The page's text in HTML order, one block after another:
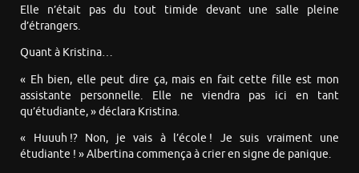
Elle n’était pas du tout timide devant une salle pleine
d’étrangers.
Quant à Kristina…
« Eh bien, elle peut dire ça, mais en fait cette fille est mon
assistante personnelle. Elle ne viendra pas ici en tant
qu’étudiante, » déclara Kristina.
« Huuuh !? Non, je vais à l’école ! Je suis vraiment une
étudiante ! » Albertina commença à crier en signe de panique.